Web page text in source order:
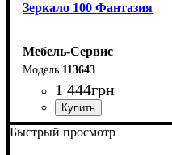
Зеркало 100 Фантазия
Мебель-Сервис
113643
1 444грн
Быстрый просмотр